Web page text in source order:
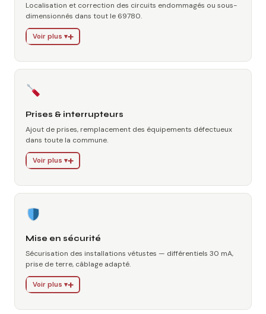
Localisation et correction des circuits endommagés ou sous-
dimensionnés dans tout le 69780.
Voir plus ▾
Prises & interrupteurs
Ajout de prises, remplacement des équipements défectueux
dans toute la commune.
Voir plus ▾
Mise en sécurité
Sécurisation des installations vétustes — différentiels 30 mA,
prise de terre, câblage adapté.
Voir plus ▾